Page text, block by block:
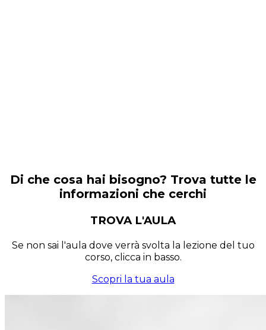
Di che cosa hai bisogno? Trova tutte le
informazioni che cerchi
TROVA L'AULA
Se non sai l'aula dove verrà svolta la lezione del tuo
corso, clicca in basso.
Scopri la tua aula